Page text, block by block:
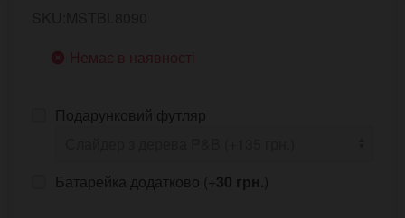
Немає в наявності
Подарунковий футляр
Батарейка додатково (+30 грн.)